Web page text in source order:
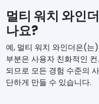
멀티 워치 와인
나요?
예, 멀티 워치 와인더은(는
부분은 사용자 친화적인
되므로 모든 경험 수준의
단하게 만들 수 있습니다.